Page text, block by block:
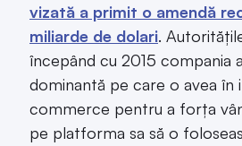
vizată a primit o amendă
miliarde de dolari.
începând cu 2015 compania
dominantă pe care o avea în
commerce pentru a forța
pe platforma sa să o